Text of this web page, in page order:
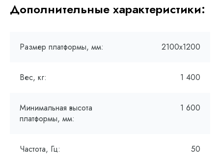
Дополнительные характеристики:
Размер платформы, мм: 2100х1200
Вес, кг: 1 400
Минимальная высота
платформы, мм:
1 600
Частота, Гц: 50